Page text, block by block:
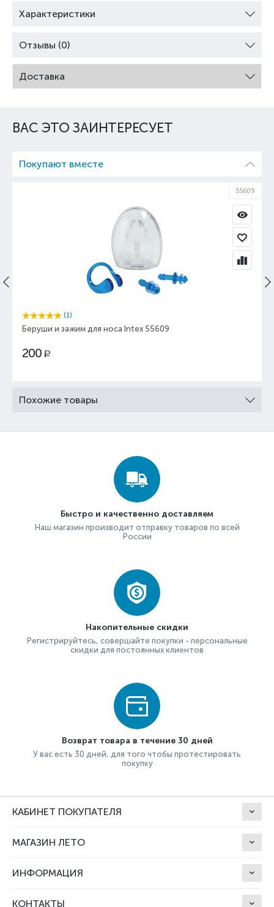
Характеристики
Отзывы (0)
Доставка
ВАС ЭТО ЗАИНТЕРЕСУЕТ
Покупают вместе
55609
(1)
Беруши и зажим для носа Intex 55609
200 Р
Похожие товары
Быстро и качественно доставляем
Наш магазин производит отправку товаров по всей
России
Накопительные скидки
Регистрируйтесь, совершайте покупки - персональные
скидки для постоянных клиентов
Возврат товара в течение 30 дней
У вас есть 30 дней, для того чтобы протестировать
покупку
КАБИНЕТ ПОКУПАТЕЛЯ
МАГАЗИН ЛЕТО
ИНФОРМАЦИЯ
КОНТАКТЫ